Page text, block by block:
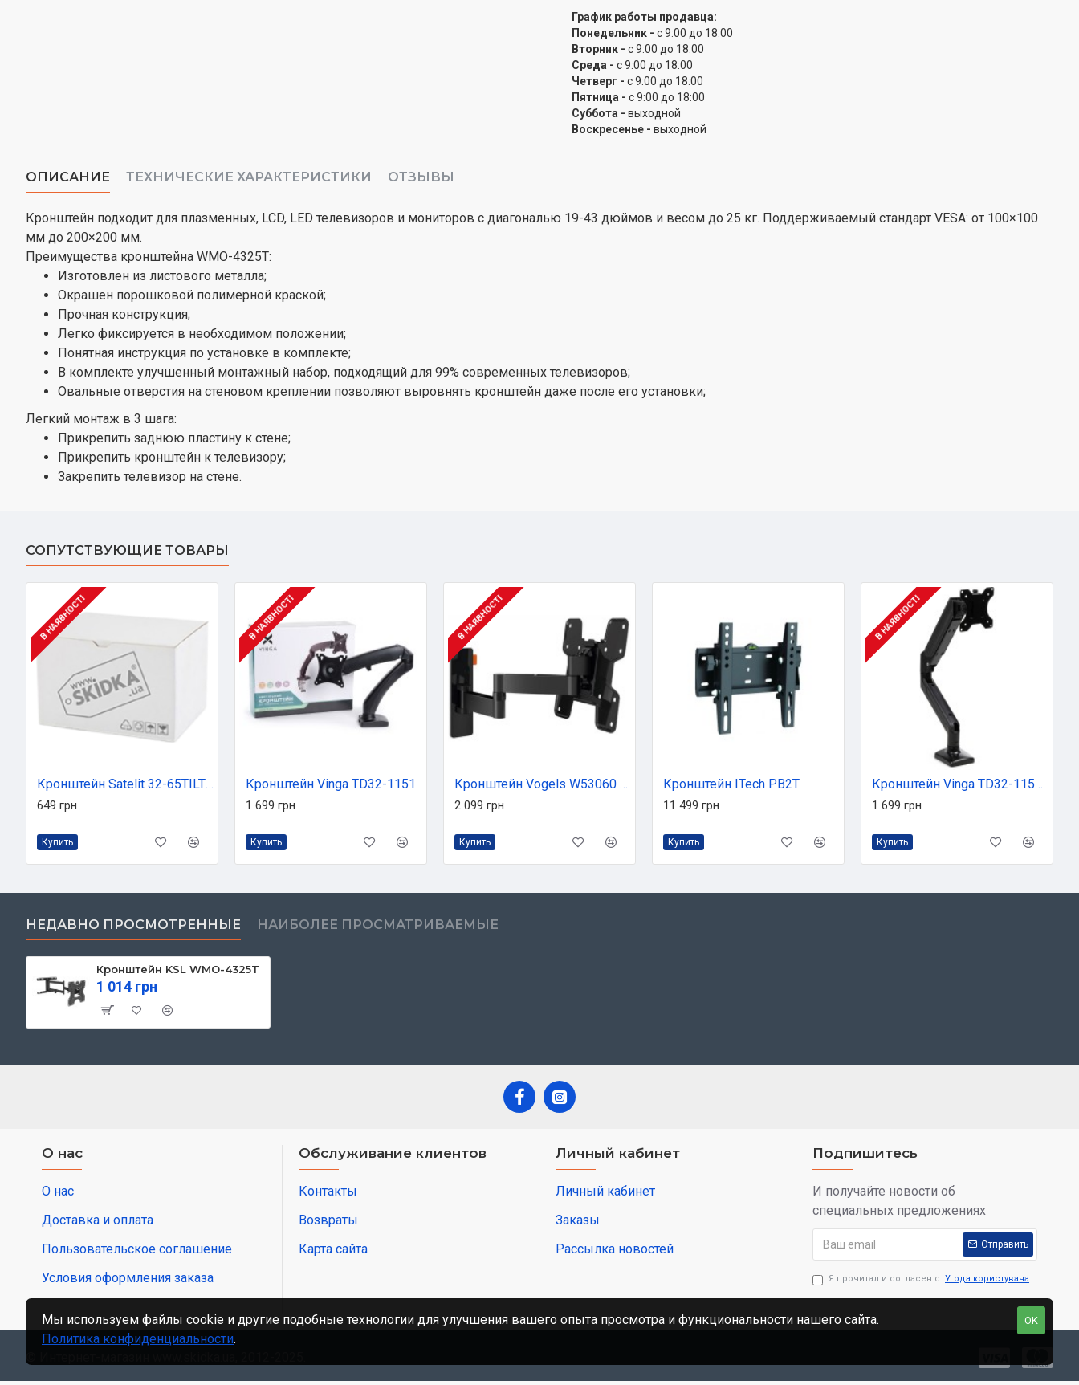
График работы продавца:
Понедельник - с 9:00 до 18:00
Вторник - с 9:00 до 18:00
Среда - с 9:00 до 18:00
Четверг - с 9:00 до 18:00
Пятница - с 9:00 до 18:00
Суббота - выходной
Воскресенье - выходной
ОПИСАНИЕ ТЕХНИЧЕСКИЕ ХАРАКТЕРИСТИКИ ОТЗЫВЫ
Кронштейн подходит для плазменных, LCD, LED телевизоров и мониторов с диагональю 19-43 дюймов и весом до 25 кг. Поддерживаемый стандарт VESA: от 100×100
мм до 200×200 мм.
Преимущества кронштейна WMO-4325T:
Изготовлен из листового металла;
Окрашен порошковой полимерной краской;
Прочная конструкция;
Легко фиксируется в необходимом положении;
Понятная инструкция по установке в комплекте;
В комплекте улучшенный монтажный набор, подходящий для 99% современных телевизоров;
Овальные отверстия на стеновом креплении позволяют выровнять кронштейн даже после его установки;
Легкий монтаж в 3 шага:
Прикрепить заднюю пластину к стене;
Прикрепить кронштейн к телевизору;
Закрепить телевизор на стене.
СОПУТСТВУЮЩИЕ ТОВАРЫ
В НАЯВНОСТІ
Кронштейн Satelit 32-65TILT400 (250519)
649 грн
Купить
В НАЯВНОСТІ
Кронштейн Vinga TD32-1151
1 699 грн
Купить
В НАЯВНОСТІ
Кронштейн Vogels W53060 Black (W53060)
2 099 грн
Купить
Кронштейн ITech PB2T
11 499 грн
Купить
В НАЯВНОСТІ
Кронштейн Vinga TD32-1151-L
1 699 грн
Купить
НЕДАВНО ПРОСМОТРЕННЫЕ НАИБОЛЕЕ ПРОСМАТРИВАЕМЫЕ
Кронштейн KSL WMO-4325T
1 014 грн
О нас
О нас
Доставка и оплата
Пользовательское соглашение
Условия оформления заказа
Обслуживание клиентов
Контакты
Возвраты
Карта сайта
Личный кабинет
Личный кабинет
Заказы
Рассылка новостей
Подпишитесь
И получайте новости об
специальных предложениях
Отправить
Я прочитал и согласен с Угода користувача
OK
Мы используем файлы cookie и другие подобные технологии для улучшения вашего опыта просмотра и функциональности нашего сайта.
Политика конфиденциальности.